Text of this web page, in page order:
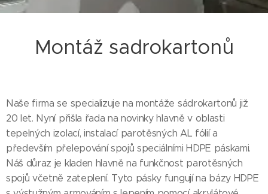
Montáž sadrokartonů
Naše firma se specializuje na montáže sádrokartonů již
20 let. Nyní přišla řada na novinky hlavně v oblasti
tepelných izolací, instalací parotěsných AL fólií a
především přelepování spojů speciálními HDPE páskami.
Náš důraz je kladen hlavně na funkčnost parotěsných
spojů včetně zateplení. Tyto pásky fungují na bázy HDPE